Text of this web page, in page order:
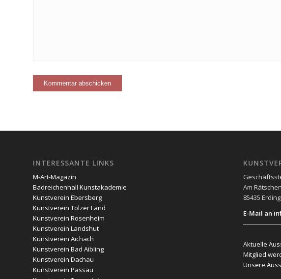
INTERESSANTE LINKS
M-Art-Magazin
Badreichenhall Kunstakademie
Kunstverein Ebersberg
Kunstverein Tölzer Land
Kunstverein Rosenheim
Kunstverein Landshut
Kunstverein Aichach
Kunstverein Bad Aibling
Kunstverein Dachau
Kunstverein Passau
Am
85435 Erding
E-Mail an
Aktuelle
Mitglied
Unsere